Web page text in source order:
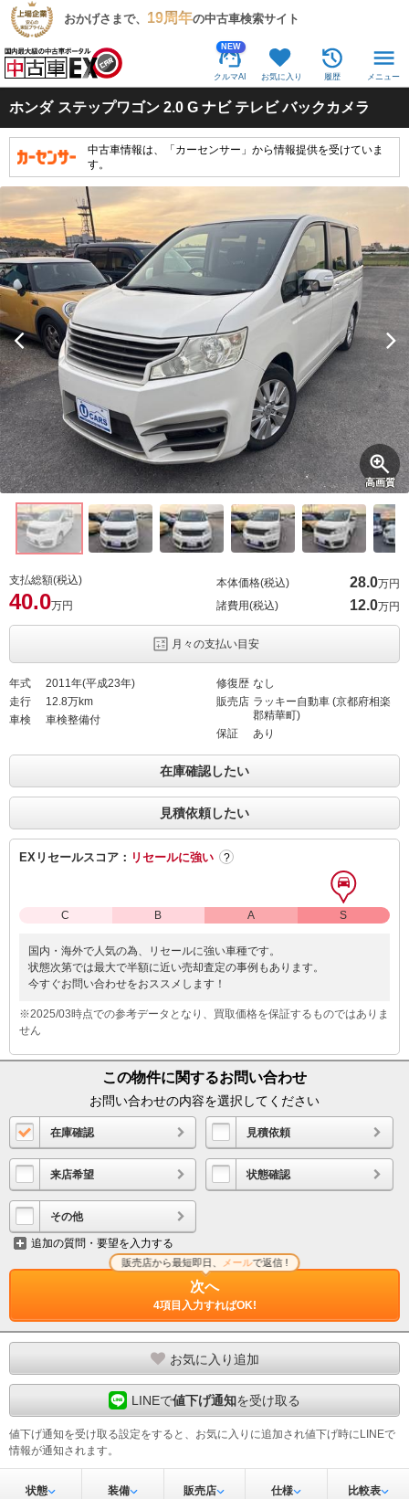
おかげさまで、 19周年の中古車検索サイト
NEW
クルマAI お気に入り 履歴 メニュー
ホンダ ステップワゴン 2.0 G ナビ テレビ バックカメラ
中古車情報は、「カーセンサー」から情報提供を受けていま
す。
高画質
支払総額(税込)
40.0万円
本体価格(税込) 28.0万円
諸費用(税込)
12.0万円
月々の支払い目安
年式
2011年(平成23年)
走行
12.8万km
車検
車検整備付
修復歴 なし
販売店 ラッキー自動車 (京都府相楽
郡精華町)
保証
あり
在庫確認したい
見積依頼したい
EXリセールスコア： リセールに強い ?
C B A S
国内・海外で人気の為、リセールに強い車種です。
状態次第では最大で半額に近い売却査定の事例もあります。
今すぐお問い合わせをおススメします！
※2025/03時点での参考データとなり、買取価格を保証するものではありま
せん
この物件に関するお問い合わせ
お問い合わせの内容を選択してください
在庫確認 見積依頼
来店希望 状態確認
その他
追加の質問・要望を入力する
次へ
4項目入力すればOK!
販売店から最短即日、 メール で返信 !
お気に入り追加
LINEで値下げ通知を受け取る
値下げ通知を受け取る設定をすると、お気に入りに追加され値下げ時にLINEで
情報が通知されます。
状態 装備 販売店 仕様 比較表